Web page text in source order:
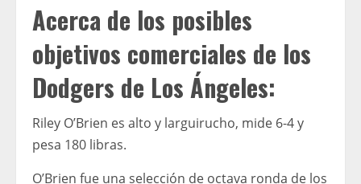
Acerca de los posibles
objetivos comerciales de los
Dodgers de Los Ángeles:
Riley O’Brien es alto y larguirucho, mide 6-4 y
pesa 180 libras.
O’Brien fue una selección de octava ronda de los